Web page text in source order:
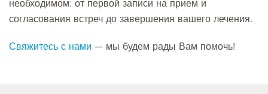
необходимом: от первой записи на прием и
согласования встреч до завершения вашего лечения.
Свяжитесь с нами — мы будем рады Вам помочь!